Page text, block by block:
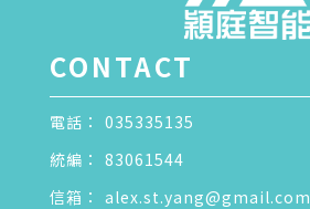
035335135
83061544
alex.st.yang@gmail.com